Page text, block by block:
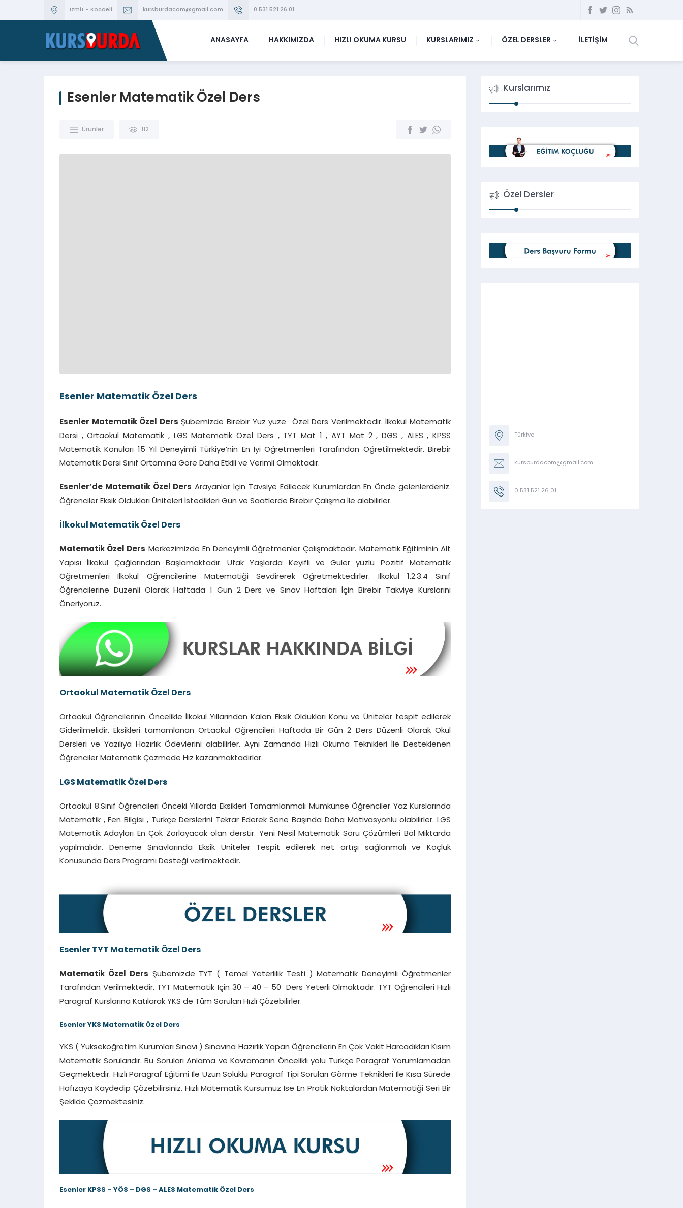
İzmit - Kocaeli kursburdacom@gmail.com 0 531 521 26 01
ANASAYFA HAKKIMIZDA HIZLI OKUMA KURSU KURSLARIMIZ ÖZEL DERSLER İLETİŞİM
Esenler Matematik Özel Ders
Ürünler 112
Esenler Matematik Özel Ders
Esenler Matematik Özel Ders Şubemizde Birebir Yüz yüze Özel Ders Verilmektedir. İlkokul Matematik
Dersi , Ortaokul Matematik , LGS Matematik Özel Ders , TYT Mat 1 , AYT Mat 2 , DGS , ALES , KPSS
Matematik Konuları 15 Yıl Deneyimli Türkiye’nin En İyi Öğretmenleri Tarafından Öğretilmektedir. Birebir
Matematik Dersi Sınıf Ortamına Göre Daha Etkili ve Verimli Olmaktadır.
Esenler’de Matematik Özel Ders Arayanlar İçin Tavsiye Edilecek Kurumlardan En Önde gelenlerdeniz.
Öğrenciler Eksik Oldukları Üniteleri İstedikleri Gün ve Saatlerde Birebir Çalışma İle alabilirler.
İlkokul Matematik Özel Ders
Matematik Özel Ders Merkezimizde En Deneyimli Öğretmenler Çalışmaktadır. Matematik Eğitiminin Alt
Yapısı İlkokul Çağlarından Başlamaktadır. Ufak Yaşlarda Keyifli ve Güler yüzlü Pozitif Matematik
Öğretmenleri İlkokul Öğrencilerine Matematiği Sevdirerek Öğretmektedirler. İlkokul 1.2.3.4 Sınıf
Öğrencilerine Düzenli Olarak Haftada 1 Gün 2 Ders ve Sınav Haftaları İçin Birebir Takviye Kurslarını
Öneriyoruz.
Ortaokul Matematik Özel Ders
Ortaokul Öğrencilerinin Öncelikle İlkokul Yıllarından Kalan Eksik Oldukları Konu ve Üniteler tespit edilerek
Giderilmelidir. Eksikleri tamamlanan Ortaokul Öğrencileri Haftada Bir Gün 2 Ders Düzenli Olarak Okul
Dersleri ve Yazılıya Hazırlık Ödevlerini alabilirler. Aynı Zamanda Hızlı Okuma Teknikleri İle Desteklenen
Öğrenciler Matematik Çözmede Hız kazanmaktadırlar.
LGS Matematik Özel Ders
Ortaokul 8.Sınıf Öğrencileri Önceki Yıllarda Eksikleri Tamamlanmalı Mümkünse Öğrenciler Yaz Kurslarında
Matematik , Fen Bilgisi , Türkçe Derslerini Tekrar Ederek Sene Başında Daha Motivasyonlu olabilirler. LGS
Matematik Adayları En Çok Zorlayacak olan derstir. Yeni Nesil Matematik Soru Çözümleri Bol Miktarda
yapılmalıdır. Deneme Sınavlarında Eksik Üniteler Tespit edilerek net artışı sağlanmalı ve Koçluk
Konusunda Ders Programı Desteği verilmektedir.
Esenler TYT Matematik Özel Ders
Matematik Özel Ders Şubemizde TYT ( Temel Yeterlilik Testi ) Matematik Deneyimli Öğretmenler
Tarafından Verilmektedir. TYT Matematik İçin 30 – 40 – 50 Ders Yeterli Olmaktadır. TYT Öğrencileri Hızlı
Paragraf Kurslarına Katılarak YKS de Tüm Soruları Hızlı Çözebilirler.
Esenler YKS Matematik Özel Ders
YKS ( Yükseköğretim Kurumları Sınavı ) Sınavına Hazırlık Yapan Öğrencilerin En Çok Vakit Harcadıkları Kısım
Matematik Sorularıdır. Bu Soruları Anlama ve Kavramanın Öncelikli yolu Türkçe Paragraf Yorumlamadan
Geçmektedir. Hızlı Paragraf Eğitimi İle Uzun Soluklu Paragraf Tipi Soruları Görme Teknikleri İle Kısa Sürede
Hafızaya Kaydedip Çözebilirsiniz. Hızlı Matematik Kursumuz İse En Pratik Noktalardan Matematiği Seri Bir
Şekilde Çözmektesiniz.
Esenler KPSS – YÖS – DGS – ALES Matematik Özel Ders
Kurslarımız
Özel Dersler
Türkiye
kursburdacom@gmail.com
0 531 521 26 01